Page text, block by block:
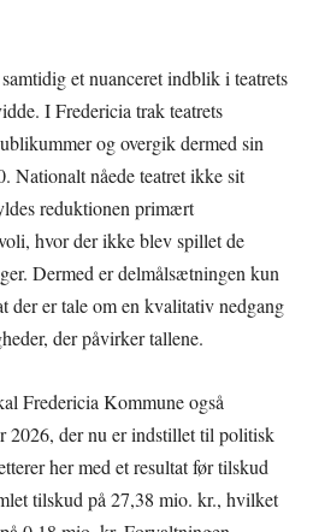
et nuanceret indblik i teatrets
I Fredericia trak teatrets
og overgik dermed sin
Nationalt nåede teatret ikke sit
reduktionen primært
hvor der ikke blev spillet de
Dermed er delmålsætningen kun
der er tale om en kvalitativ nedgang
der påvirker tallene.
Fredericia Kommune også
2026, der nu er indstillet til politisk
her med et resultat før tilskud
tilskud på 27,38 mio. kr., hvilket